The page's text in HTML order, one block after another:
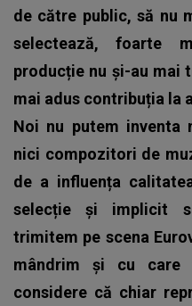
de către public, să nu
selectează, foarte
producție nu și-au mai
mai adus contribuția la
Noi nu putem inventa
nici compozitori de
de a influența
selecție și implicit
trimitem pe scena
mândrim și cu care
considere că chiar